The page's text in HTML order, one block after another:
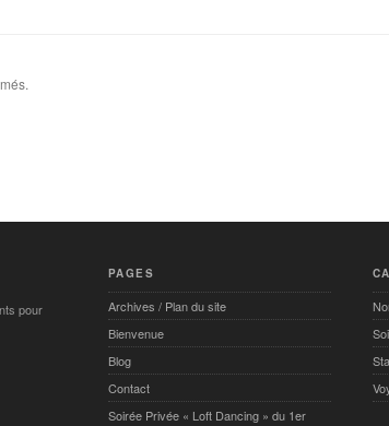
pour
PAGES
Archives / Plan du site
Bienvenue
Blog
Contact
Soirée Privée « Loft Dancing » du 1er